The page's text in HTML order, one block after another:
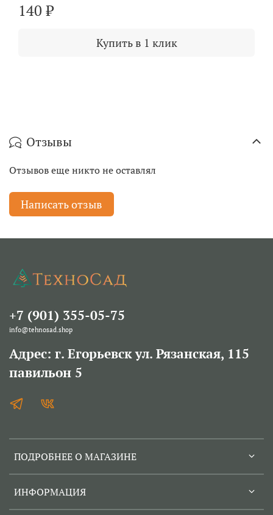
140 ₽
Купить в 1 клик
Отзывы
Отзывов еще никто не оставлял
Написать отзыв
ПОДРОБНЕЕ О МАГАЗИНЕ
ИНФОРМАЦИЯ
+7 (901) 355-05-75
info@tehnosad.shop
Адрес: г. Егорьевск ул. Рязанская, 115
павильон 5